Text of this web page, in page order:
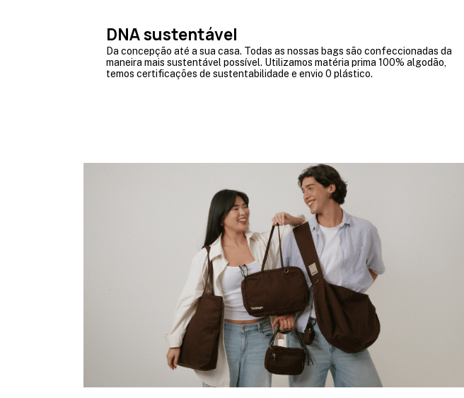
DNA sustentável
Da concepção até a sua casa. Todas as nossas bags são confeccionadas da
maneira mais sustentável possível. Utilizamos matéria prima 100% algodão,
temos certificações de sustentabilidade e envio 0 plástico.